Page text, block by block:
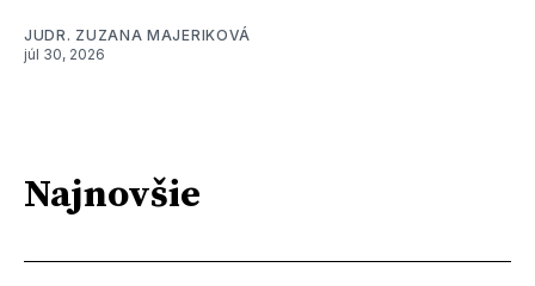
JUDR. ZUZANA MAJERIKOVÁ
júl 30, 2026
Najnovšie